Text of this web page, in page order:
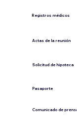
Registros médicos
Actas de la reunión
Solicitud de hipoteca
Pasaporte
Comunicado de